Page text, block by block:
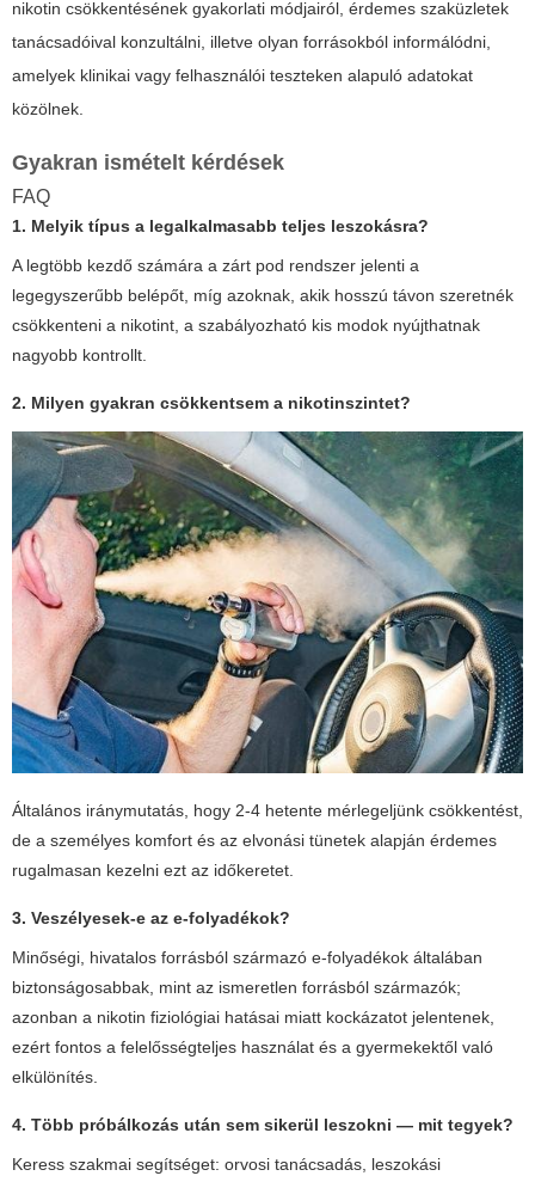
nikotin csökkentésének gyakorlati módjairól, érdemes szaküzletek
tanácsadóival konzultálni, illetve olyan forrásokból informálódni,
amelyek klinikai vagy felhasználói teszteken alapuló adatokat
közölnek.
Gyakran ismételt kérdések
FAQ
1. Melyik típus a legalkalmasabb teljes leszokásra?
A legtöbb kezdő számára a zárt pod rendszer jelenti a
legegyszerűbb belépőt, míg azoknak, akik hosszú távon szeretnék
csökkenteni a nikotint, a szabályozható kis modok nyújthatnak
nagyobb kontrollt.
2. Milyen gyakran csökkentsem a nikotinszintet?
Általános iránymutatás, hogy 2-4 hetente mérlegeljünk csökkentést,
de a személyes komfort és az elvonási tünetek alapján érdemes
rugalmasan kezelni ezt az időkeretet.
3. Veszélyesek-e az e-folyadékok?
Minőségi, hivatalos forrásból származó e-folyadékok általában
biztonságosabbak, mint az ismeretlen forrásból származók;
azonban a nikotin fiziológiai hatásai miatt kockázatot jelentenek,
ezért fontos a felelősségteljes használat és a gyermekektől való
elkülönítés.
4. Több próbálkozás után sem sikerül leszokni — mit tegyek?
Keress szakmai segítséget: orvosi tanácsadás, leszokási